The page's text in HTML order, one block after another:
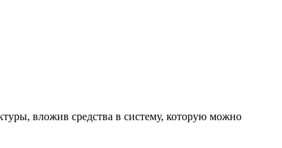
вложив средства в систему, которую можно